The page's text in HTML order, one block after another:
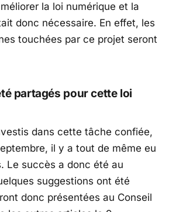
la loi numérique et la
donc nécessaire. En effet, les
touchées par ce projet seront
partagés pour cette loi
dans cette tâche confiée,
il y a tout de même eu
Le succès a donc été au
suggestions ont été
donc présentées au Conseil